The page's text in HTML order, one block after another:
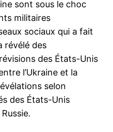
sont sous le choc
militaires
sociaux qui a fait
révélé des
des États-Unis
l’Ukraine et la
selon
des États-Unis